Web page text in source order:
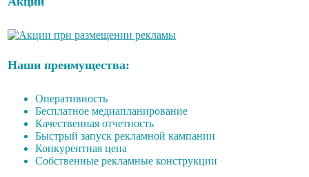
Наши преимущества:
Оперативность
Бесплатное медиапланирование
Качественная отчетность
Быстрый запуск рекламной кампании
Конкурентная цена
Собственные рекламные конструкции